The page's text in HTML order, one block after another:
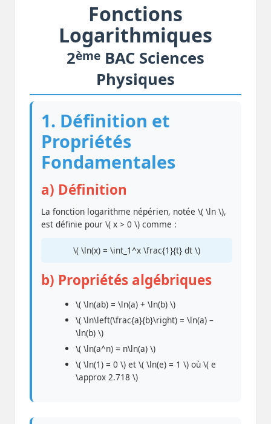
Fonctions
Logarithmiques
2ème BAC Sciences
Physiques
1. Définition et
Propriétés
Fondamentales
a) Définition
La fonction logarithme népérien, notée \( \ln \),
est définie pour \( x > 0 \) comme :
\( \ln(x) = \int_1^x \frac{1}{t} dt \)
b) Propriétés algébriques
\( \ln(ab) = \ln(a) + \ln(b) \)
\( \ln\left(\frac{a}{b}\right) = \ln(a) –
\ln(b) \)
\( \ln(a^n) = n\ln(a) \)
\( \ln(1) = 0 \) et \( \ln(e) = 1 \) où \( e
\approx 2.718 \)